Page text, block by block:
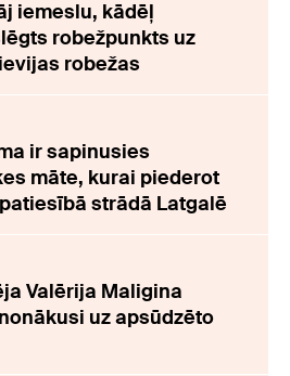
iemeslu, kādēļ
robežpunkts uz
robežas
ir sapinusies
māte, kurai piederot
strādā Latgalē
Valērija Maligina
uz apsūdzēto